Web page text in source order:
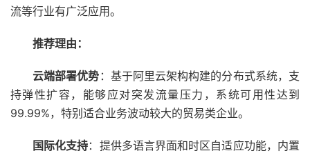
流等行业有广泛应用。
推荐理由：
云端部署优势 ：基于阿里云架构构建的分布式系统，支
持弹性扩容，能够应对突发流量压力，系统可用性达到
99.99%，特别适合业务波动较大的贸易类企业。
国际化支持：提供多语言界面和时区自适应功能，内置